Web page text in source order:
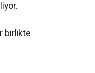
birlikte